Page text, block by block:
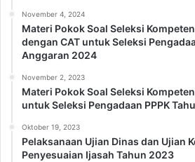
November 4, 2024
Materi Pokok Soal Seleksi
dengan CAT untuk Seleksi
Anggaran 2024
November 2, 2023
Materi Pokok Soal Seleksi
untuk Seleksi Pengadaan PPPK
Oktober 19, 2023
Pelaksanaan Ujian Dinas dan Ujian
Penyesuaian Ijasah Tahun 2023